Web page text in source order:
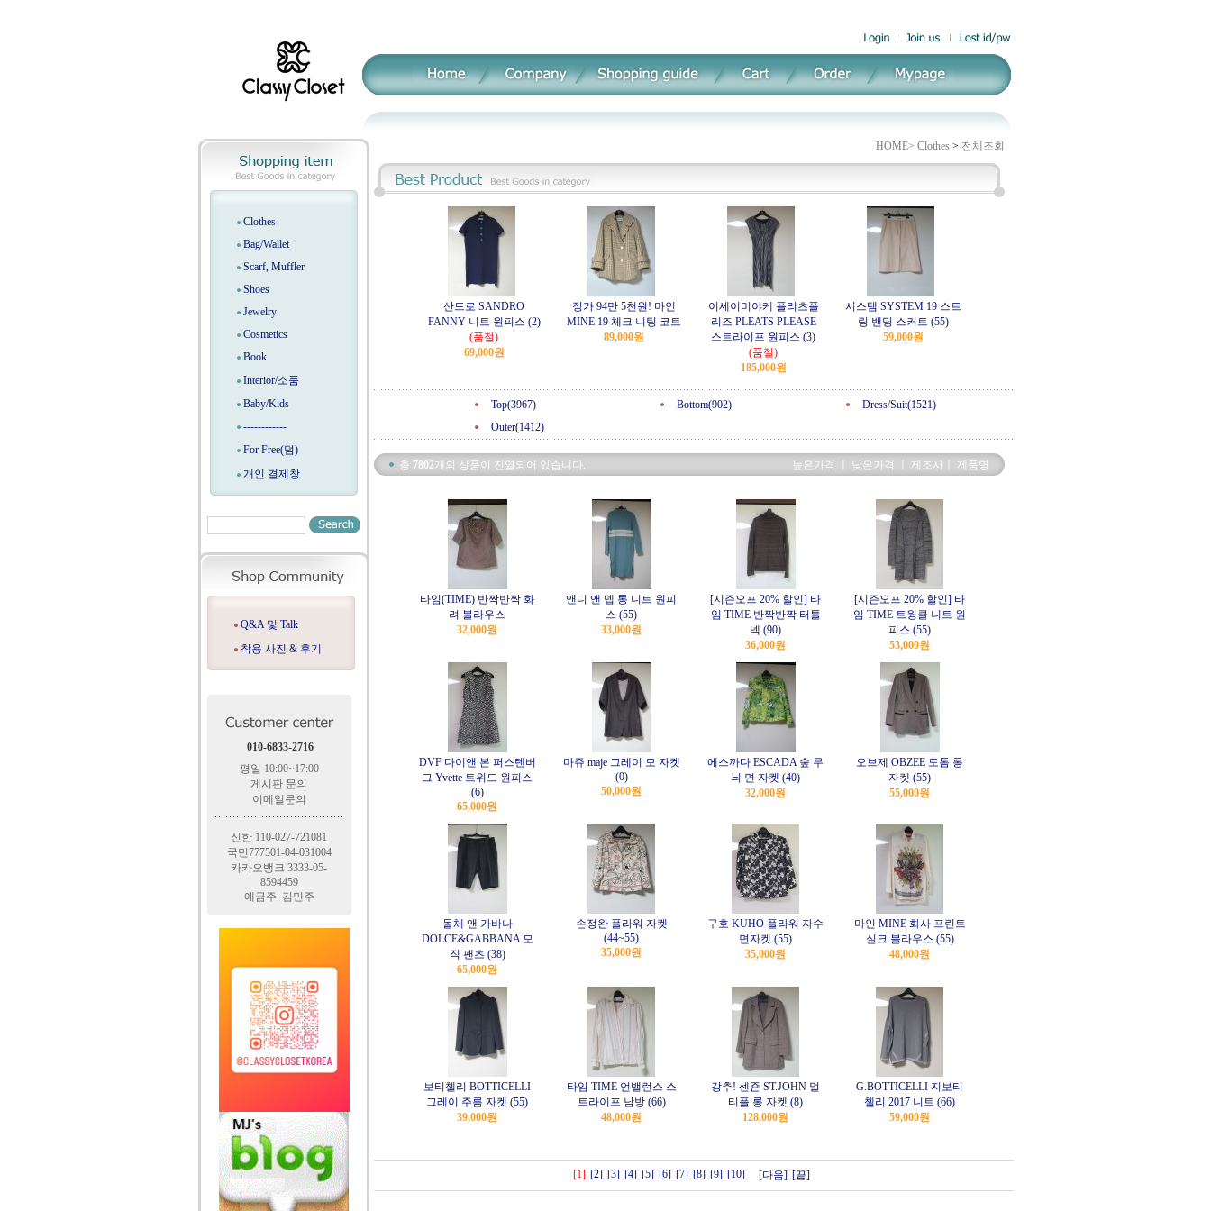
Clothes
Bag/Wallet
Scarf, Muffler
Shoes
Jewelry
Cosmetics
Book
Interior/소품
Baby/Kids
------------
For Free(덤)
개인 결제창
Q&A 및 Talk
착용 사진 & 후기
010-6833-2716
평일 10:00~17:00
게시판 문의
이메일문의
신한 110-027-721081
국민777501-04-031004
카카오뱅크 3333-05-
8594459
예금주: 김민주
HOME> Clothes> 전체조회
산드로 SANDRO
FANNY 니트 원피스 (2)
(품절)
69,000원
정가 94만 5천원! 마인
MINE 19 체크 니팅 코트
89,000원
이세이미야케 플리츠플
리즈 PLEATS PLEASE
스트라이프 원피스 (3)
(품절)
185,000원
시스템 SYSTEM 19 스트
링 밴딩 스커트 (55)
59,000원
Top(3967) Bottom(902)
Dress/Suit(1521)
Outer(1412)
총 7802개의 상품이 진열되어 있습니다. 높은가격 낮은가격 제조사 제품명
타임(TIME) 반짝반짝 화
려 블라우스
32,000원
앤디 앤 뎁 롱 니트 원피
스 (55)
33,000원
[시즌오프 20% 할인] 타
임 TIME 반짝반짝 터틀
넥 (90)
36,000원
[시즌오프 20% 할인] 타
임 TIME 트윙클 니트 원
피스 (55)
53,000원
DVF 다이앤 본 퍼스텐버
그 Yvette 트위드 원피스
(6)
65,000원
마쥬 maje 그레이 모 자켓
(0)
50,000원
에스까다 ESCADA 숲 무
늬 면 자켓 (40)
32,000원
오브제 OBZEE 도톰 롱
자켓 (55)
55,000원
돌체 앤 가바나
DOLCE&GABBANA 모
직 팬츠 (38)
65,000원
손정완 플라워 자켓
(44~55)
35,000원
구호 KUHO 플라워 자수
면자켓 (55)
35,000원
마인 MINE 화사 프린트
실크 블라우스 (55)
48,000원
보티첼리 BOTTICELLI
그레이 주름 자켓 (55)
39,000원
타임 TIME 언밸런스 스
트라이프 남방 (66)
48,000원
강추! 센죤 ST.JOHN 멀
티플 롱 자켓 (8)
128,000원
G.BOTTICELLI 지보티
첼리 2017 니트 (66)
59,000원
[1] [2] [3] [4] [5] [6] [7] [8] [9] [10] [다음] [끝]